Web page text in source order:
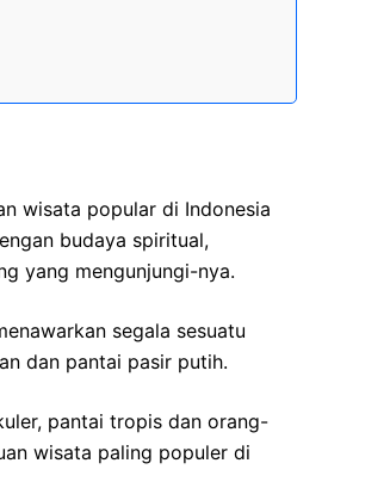
wisata popular di Indonesia
budaya spiritual,
yang mengunjungi-nya.
segala sesuatu
dan pantai pasir putih.
pantai tropis dan orang-
wisata paling populer di